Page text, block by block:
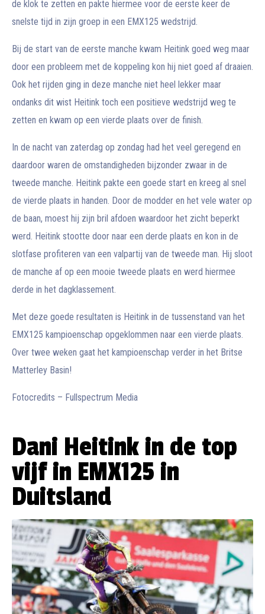
de klok te zetten en pakte hiermee voor de eerste keer de
snelste tijd in zijn groep in een EMX125 wedstrijd.
Bij de start van de eerste manche kwam Heitink goed weg maar
door een probleem met de koppeling kon hij niet goed af draaien.
Ook het rijden ging in deze manche niet heel lekker maar
ondanks dit wist Heitink toch een positieve wedstrijd weg te
zetten en kwam op een vierde plaats over de finish.
In de nacht van zaterdag op zondag had het veel geregend en
daardoor waren de omstandigheden bijzonder zwaar in de
tweede manche. Heitink pakte een goede start en kreeg al snel
de vierde plaats in handen. Door de modder en het vele water op
de baan, moest hij zijn bril afdoen waardoor het zicht beperkt
werd. Heitink stootte door naar een derde plaats en kon in de
slotfase profiteren van een valpartij van de tweede man. Hij sloot
de manche af op een mooie tweede plaats en werd hiermee
derde in het dagklassement.
Met deze goede resultaten is Heitink in de tussenstand van het
EMX125 kampioenschap opgeklommen naar een vierde plaats.
Over twee weken gaat het kampioenschap verder in het Britse
Matterley Basin!
Fotocredits – Fullspectrum Media
Dani Heitink in de top
vijf in EMX125 in
Duitsland